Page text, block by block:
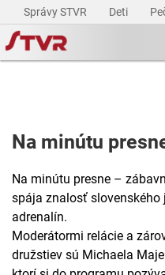
Správy STVR Deti
Na minútu
Na minútu presne –
spája znalosť
adrenalín.
Moderátormi relácie a
družstiev sú Michaela